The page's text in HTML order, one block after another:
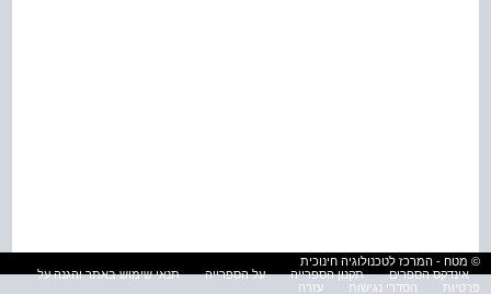
© מטח - המרכז לטכנולוגיה חינוכית
אינדקס הספרים
תקנון הספרייה על הספרייה
תנאי שימוש באתר והגנה על
פרטיות
הסדרי נגישות עזרה